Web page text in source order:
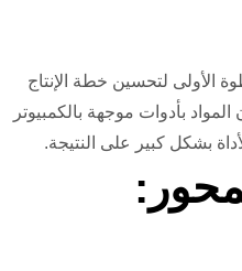
الأولى لتحسين خطة الإنتاج
بأدوات موجهة بالكمبيوتر
بشكل كبير على النتيجة.